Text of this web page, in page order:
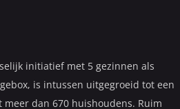
initiatief met 5 gezinnen als
is intussen uitgegroeid tot een
dan 670 huishoudens. Ruim